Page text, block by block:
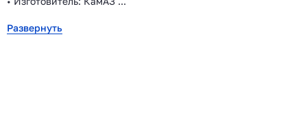
Развернуть